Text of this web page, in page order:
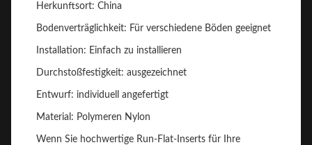
Herkunftsort: China
Bodenverträglichkeit: Für verschiedene Böden geeignet
Installation: Einfach zu installieren
Durchstoßfestigkeit: ausgezeichnet
Entwurf: individuell angefertigt
Material: Polymeren Nylon
Wenn Sie hochwertige Run-Flat-Inserts für Ihre